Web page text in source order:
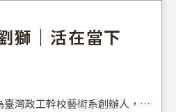
獅｜活在當下
灣政工幹校藝術系創辦人，也